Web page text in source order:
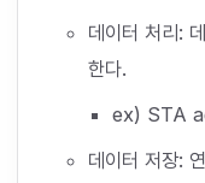
데이터 처리:
한다.
ex) STA
데이터 저장: